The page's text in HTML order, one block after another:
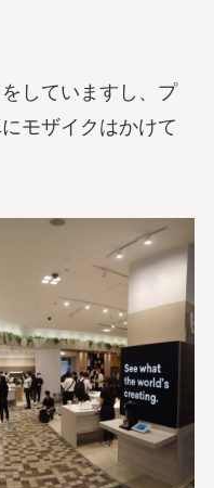
していますし、プ
モザイクはかけて